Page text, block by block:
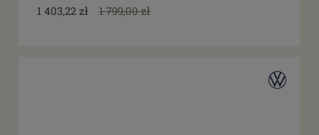
1 403,22 zł 1 799,00 zł